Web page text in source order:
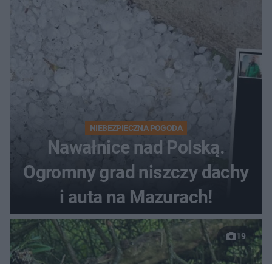
NIEBEZPIECZNA POGODA
Nawałnice nad Polską.
Ogromny grad niszczy dachy
i auta na Mazurach!
19